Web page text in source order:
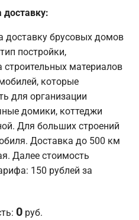
доставку:
доставку брусовых домов
постройки,
материалов
которые
для организации
домики, коттеджи
Для больших строений
Доставка до 500 км
Далее стоимость
150 рублей за
0 руб.